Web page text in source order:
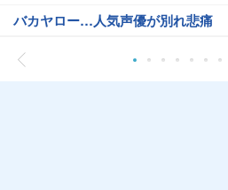
バカヤロー…人気声優が別れ悲痛